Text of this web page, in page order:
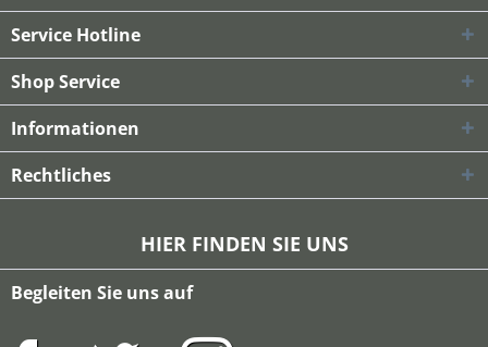
Service Hotline
Shop Service
Informationen
Rechtliches
HIER FINDEN SIE UNS
Begleiten Sie uns auf